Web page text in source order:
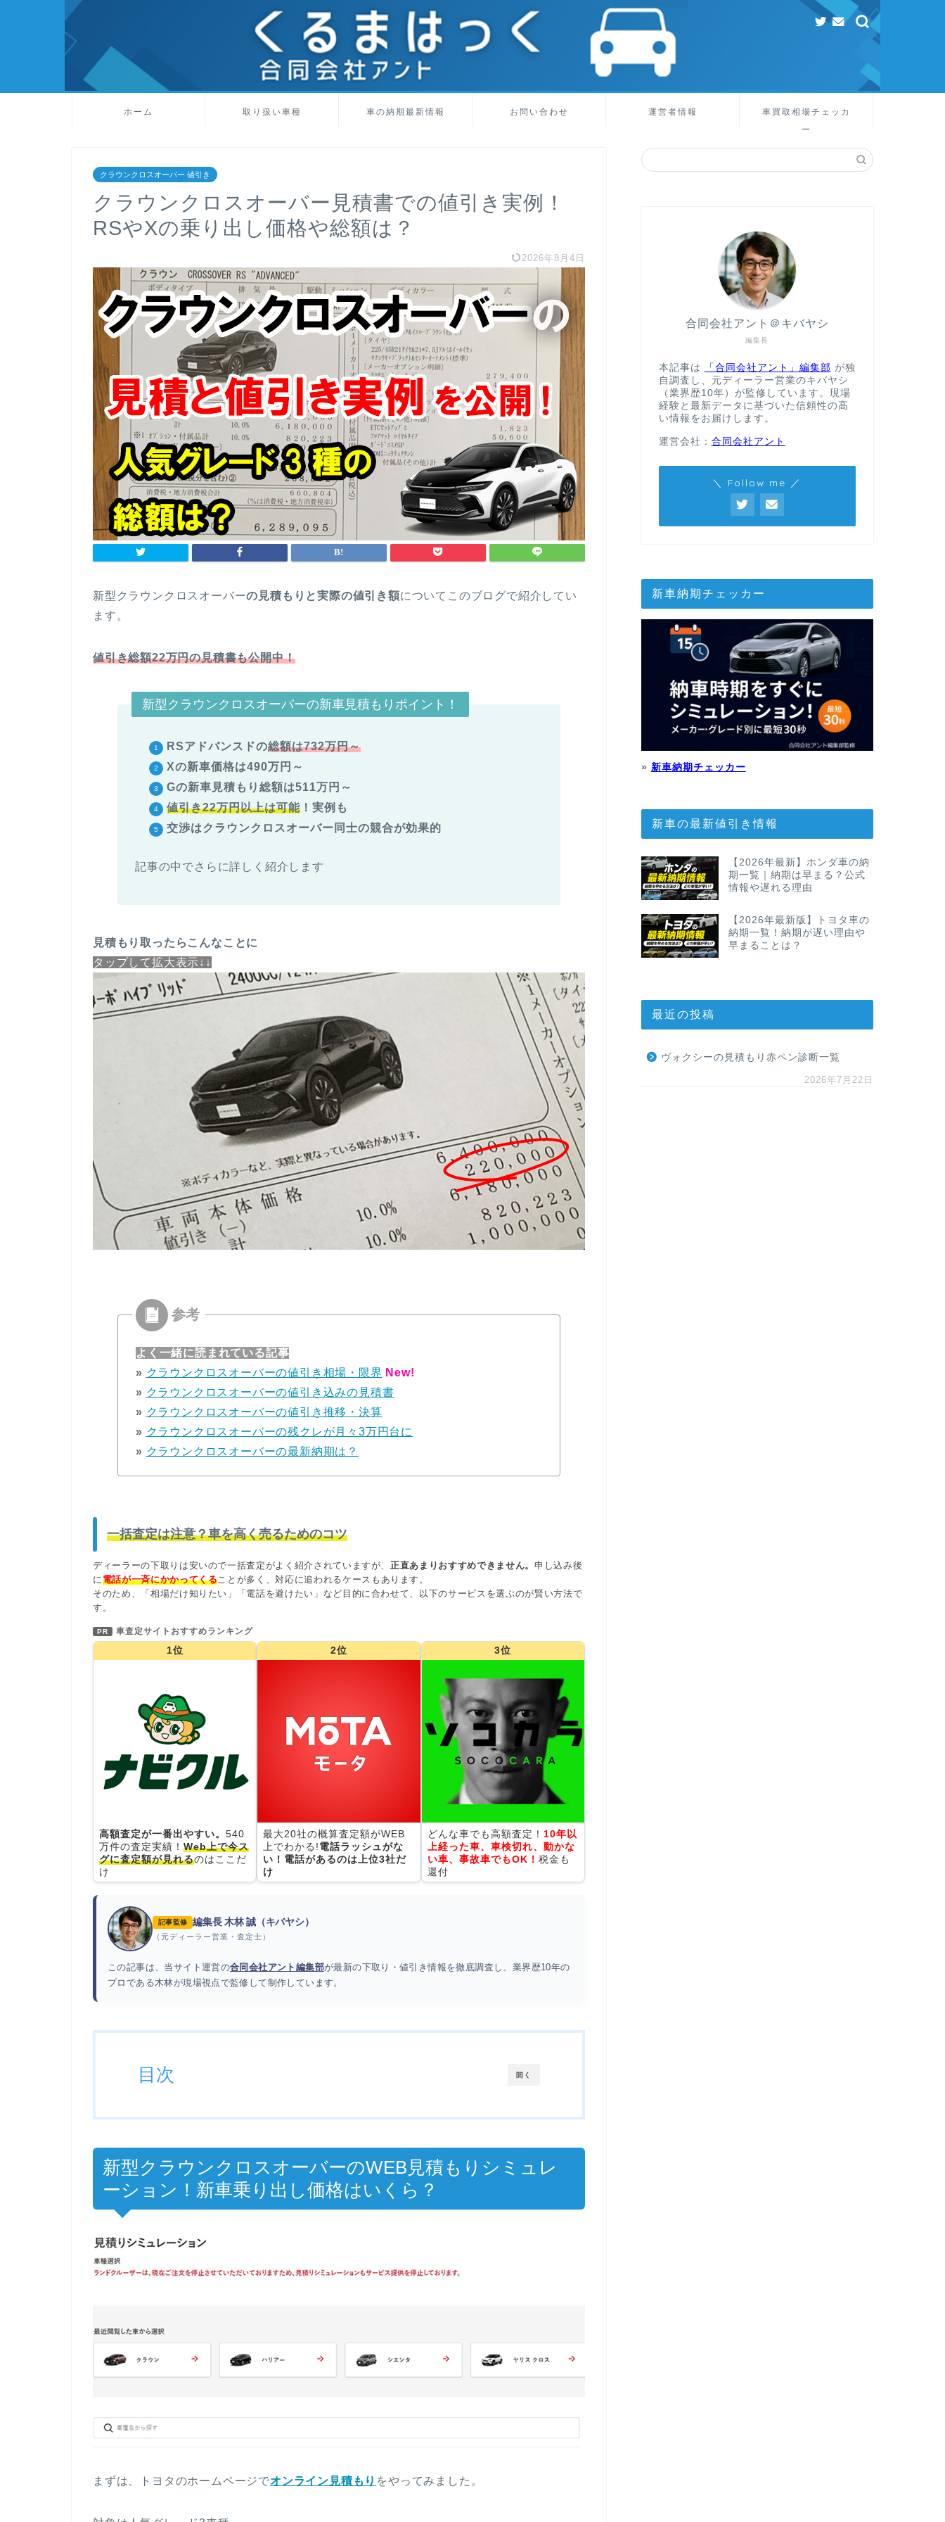
ホーム 取り扱い車種 車の納期最新情報 お問い合わせ 運営者情報
車買取相場チェッカ
ー
クラウンクロスオーバー 値引き
クラウンクロスオーバー見積書での値引き実例！
RSやXの乗り出し価格や総額は？
2026年8月4日
新型クラウンクロスオーバーの見積もりと実際の値引き額についてこのブログで紹介してい
ます。
値引き総額22万円の見積書も公開中！
新型クラウンクロスオーバーの新車見積もりポイント！
RSアドバンスドの総額は732万円～
Xの新車価格は490万円～
Gの新車見積もり総額は511万円～
値引き22万円以上は可能！実例も
交渉はクラウンクロスオーバー同士の競合が効果的
記事の中でさらに詳しく紹介します
見積もり取ったらこんなことに
タップして拡大表示↓↓
よく一緒に読まれている記事
» クラウンクロスオーバーの値引き相場・限界 New!
» クラウンクロスオーバーの値引き込みの見積書
» クラウンクロスオーバーの値引き推移・決算
» クラウンクロスオーバーの残クレが月々3万円台に
» クラウンクロスオーバーの最新納期は？
一括査定は注意？車を高く売るためのコツ
ディーラーの下取りは安いので一括査定がよく紹介されていますが、正直あまりおすすめできません。 申し込み後
に 電話が一斉にかかってくる ことが多く、対応に追われるケースもあります。
そのため、「相場だけ知りたい」「電話を避けたい」など目的に合わせて、以下のサービスを選ぶのが賢い方法で
す。
PR 車査定サイトおすすめランキング
1位
高額査定が一番出やすい。 540
万件の査定実績！ Web上で今ス
グに査定額が見れるのはここだ
け
2位
最大20社の概算査定額がWEB
上でわかる!電話ラッシュがな
い！電話があるのは上位3社だ
け
3位
どんな車でも高額査定！ 10年以
上経った車、車検切れ、動かな
い車、事故車でもOK！ 税金も
還付
記事監修 編集長 木林 誠（キバヤシ）
（元ディーラー営業・査定士）
この記事は、当サイト運営の合同会社アント編集部が最新の下取り・値引き情報を徹底調査し、業界歴10年の
プロである木林が現場視点で監修して制作しています。
開く
目次
新型クラウンクロスオーバーのWEB見積もりシミュレ
ーション！新車乗り出し価格はいくら？
まずは、トヨタのホームページでオンライン見積もり をやってみました。
編集長
合同会社アント＠キバヤシ
本記事は 「合同会社アント」編集部 が独
自調査し、元ディーラー営業のキバヤシ
（業界歴10年）が監修しています。現場
経験と最新データに基づいた信頼性の高
い情報をお届けします。
運営会社： 合同会社アント
＼ Follow me ／
新車納期チェッカー
» 新車納期チェッカー
新車の最新値引き情報
【2026年最新】ホンダ車の納
期一覧｜納期は早まる？公式
情報や遅れる理由
【2026年最新版】トヨタ車の
納期一覧！納期が遅い理由や
早まることは？
最近の投稿
ヴォクシーの見積もり赤ペン診断一覧
2026年7月22日